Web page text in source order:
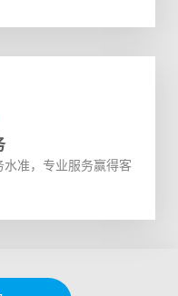
准，专业服务赢得客